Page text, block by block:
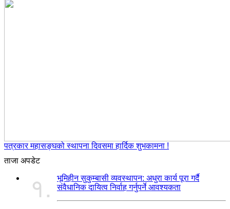
पत्रकार महासङ्घको स्थापना दिवसमा हार्दिक शुभकामना !
ताजा अपडेट
१.
भूमिहीन सुकुम्बासी व्यवस्थापन: अधुरा कार्य पूरा गर्दै
संवैधानिक दायित्व निर्वाह गर्नुपर्ने आवश्यकता